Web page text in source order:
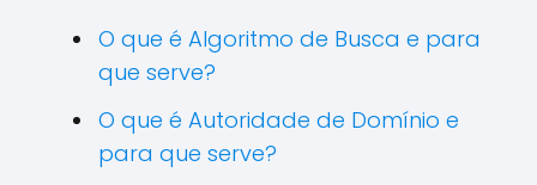
O que é Algoritmo de Busca e para
que serve?
O que é Autoridade de Domínio e
para que serve?